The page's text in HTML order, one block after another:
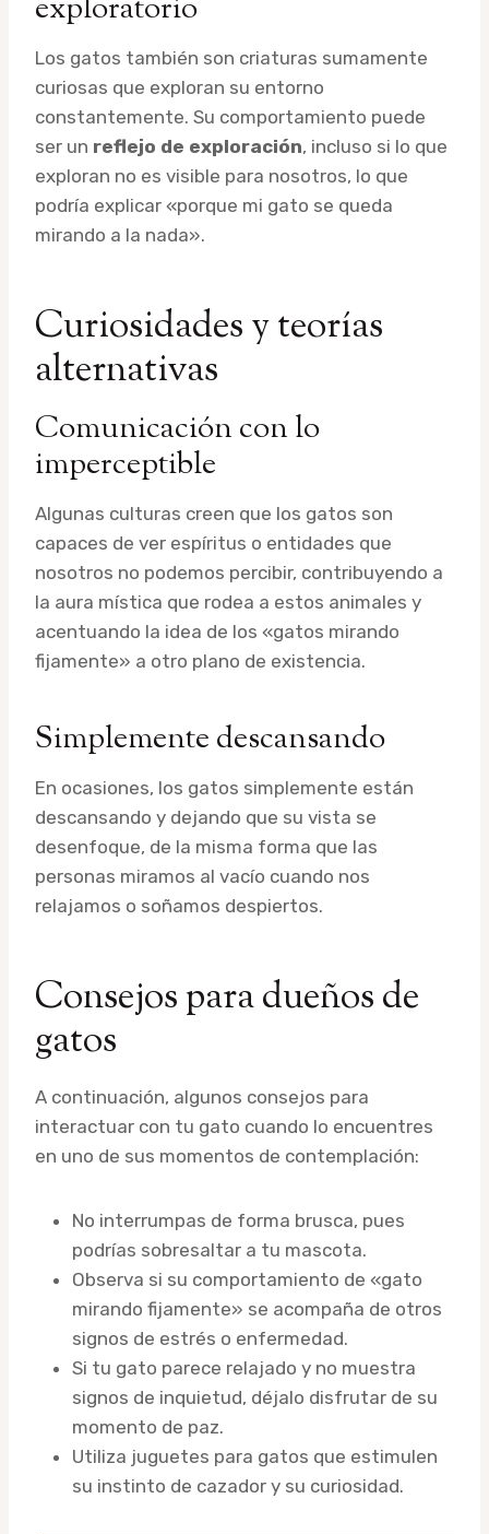
exploratorio
Los gatos también son criaturas sumamente
curiosas que exploran su entorno
constantemente. Su comportamiento puede
ser un reflejo de exploración, incluso si lo que
exploran no es visible para nosotros, lo que
podría explicar «porque mi gato se queda
mirando a la nada».
Curiosidades y teorías
alternativas
Comunicación con lo
imperceptible
Algunas culturas creen que los gatos son
capaces de ver espíritus o entidades que
nosotros no podemos percibir, contribuyendo a
la aura mística que rodea a estos animales y
acentuando la idea de los «gatos mirando
fijamente» a otro plano de existencia.
Simplemente descansando
En ocasiones, los gatos simplemente están
descansando y dejando que su vista se
desenfoque, de la misma forma que las
personas miramos al vacío cuando nos
relajamos o soñamos despiertos.
Consejos para dueños de
gatos
A continuación, algunos consejos para
interactuar con tu gato cuando lo encuentres
en uno de sus momentos de contemplación:
No interrumpas de forma brusca, pues
podrías sobresaltar a tu mascota.
Observa si su comportamiento de «gato
mirando fijamente» se acompaña de otros
signos de estrés o enfermedad.
Si tu gato parece relajado y no muestra
signos de inquietud, déjalo disfrutar de su
momento de paz.
Utiliza juguetes para gatos que estimulen
su instinto de cazador y su curiosidad.